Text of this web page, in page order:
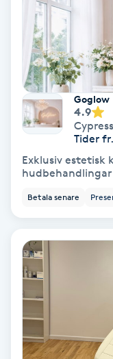
Japansk massage
K18
Katun fransar
Kemisk peeling
Keratinbehandling
Kinesiologi
Kinesisk medicin
Klangmassage
Goglow
4.9
Tider
Exklusiv estetisk
Betala senare